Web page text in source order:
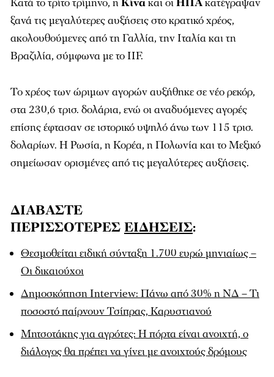
Κατά το τρίτο τρίμηνο, ηΚίνακαι οιΗΠΑκατέγραψαν
ξανά τις μεγαλύτερες αυξήσεις στο κρατικό χρέος,
ακολουθούμενες από τη Γαλλία, την Ιταλία και τη
Βραζιλία, σύμφωνα με το IIF.
Το χρέος των ώριμων αγορών αυξήθηκε σε νέο ρεκόρ,
στα 230,6 τρισ. δολάρια, ενώ οι αναδυόμενες αγορές
επίσης έφτασαν σε ιστορικό υψηλό άνω των 115 τρισ.
δολαρίων. Η Ρωσία, η Κορέα, η Πολωνία και το Μεξικό
σημείωσαν ορισμένες από τις μεγαλύτερες αυξήσεις.
ΔΙΑΒΑΣΤΕ
ΠΕΡΙΣΣΟΤΕΡΕΣ ΕΙΔΗΣΕΙΣ:
Θεσμοθείται ειδική σύνταξη 1.700 ευρώ μηνιαίως –
Οι δικαιούχοι
Δημοσκόπηση Interview: Πάνω από 30% η ΝΔ – Τι
ποσοστό παίρνουν Τσίπρας, Καρυστιανού
Μητσοτάκης για αγρότες: Η πόρτα είναι ανοιχτή, ο
διάλογος θα πρέπει να γίνει με ανοιχτούς δρόμους